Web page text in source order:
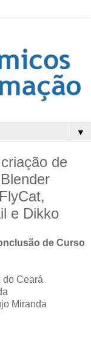
▼
de
e Dikko
de Curso
do Ceará
Miranda